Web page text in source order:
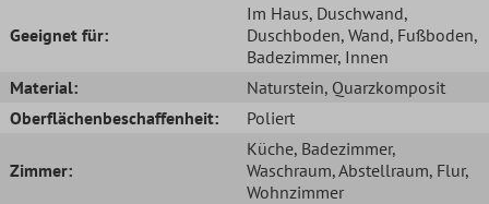
Geeignet für:
Im Haus, Duschwand,
Duschboden, Wand, Fußboden,
Badezimmer, Innen
Material:
Naturstein, Quarzkomposit
Oberflächenbeschaffenheit:
Poliert
Zimmer:
Küche, Badezimmer,
Waschraum, Abstellraum, Flur,
Wohnzimmer